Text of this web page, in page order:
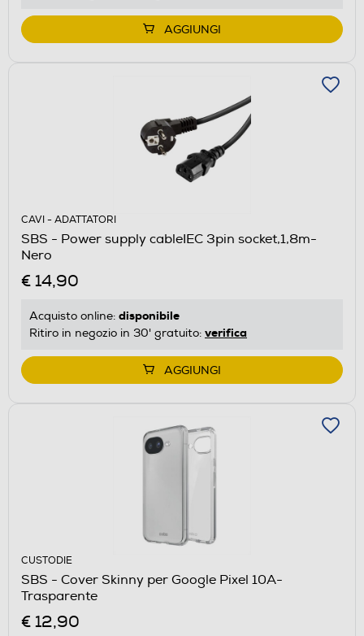
AGGIUNGI
CAVI - ADATTATORI
SBS - Power supply cableIEC 3pin socket,1,8m-
Nero
€ 14,90
Acquisto online: disponibile
Ritiro in negozio in 30' gratuito: verifica
AGGIUNGI
CUSTODIE
SBS - Cover Skinny per Google Pixel 10A-
Trasparente
€ 12,90